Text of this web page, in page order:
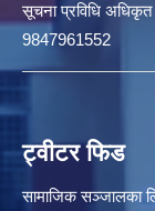
सूचना प्रविधि अधिकृत
9847961552
ट्वीटर फिड
सामाजिक सञ्जालका